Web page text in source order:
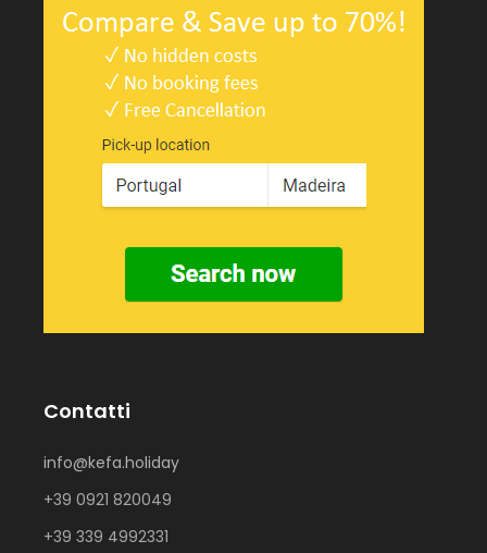
Contatti
info@kefa.holiday
+39 0921 820049
+39 339 4992331